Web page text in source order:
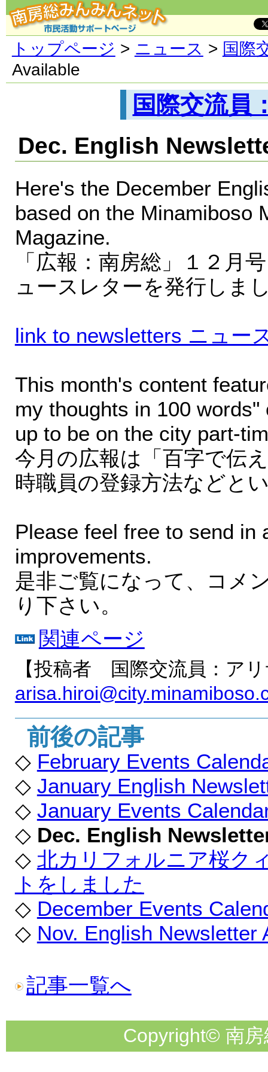
トップページ > ニュース > 国際
Available
国際交流員
Dec. English
Here's the December
based on the Minamiboso
Magazine.
「広報：南房総」１２月
ュースレターを発行しま
link to newsletters ニュー
This month's content
my thoughts in 100
up to be on the city part-
今月の広報は「百字で伝
時職員の登録方法などと
Please feel free to send in
improvements.
是非ご覧になって、コメ
り下さい。
関連ページ
【投稿者 国際交流員：ア
前後の記事
◇ February Events
◇ January English
◇ January Events
◇ Dec. English
◇ 北カリフォルニア桜ク
トをしました
◇ December Events
◇ Nov. English Newsletter
記事一覧へ
Copyright© 南